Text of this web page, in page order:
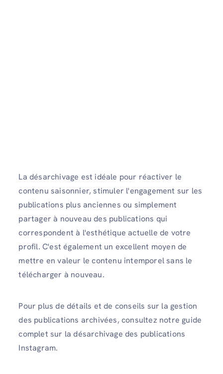
La désarchivage est idéale pour réactiver le
contenu saisonnier, stimuler l'engagement sur les
publications plus anciennes ou simplement
partager à nouveau des publications qui
correspondent à l'esthétique actuelle de votre
profil. C'est également un excellent moyen de
mettre en valeur le contenu intemporel sans le
télécharger à nouveau.
Pour plus de détails et de conseils sur la gestion
des publications archivées, consultez notre guide
complet sur la désarchivage des publications
Instagram.